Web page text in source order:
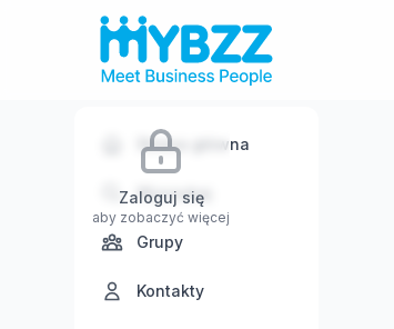
Zaloguj się
aby zobaczyć więcej
Strona główna
Wyszukaj
Grupy
Kontakty